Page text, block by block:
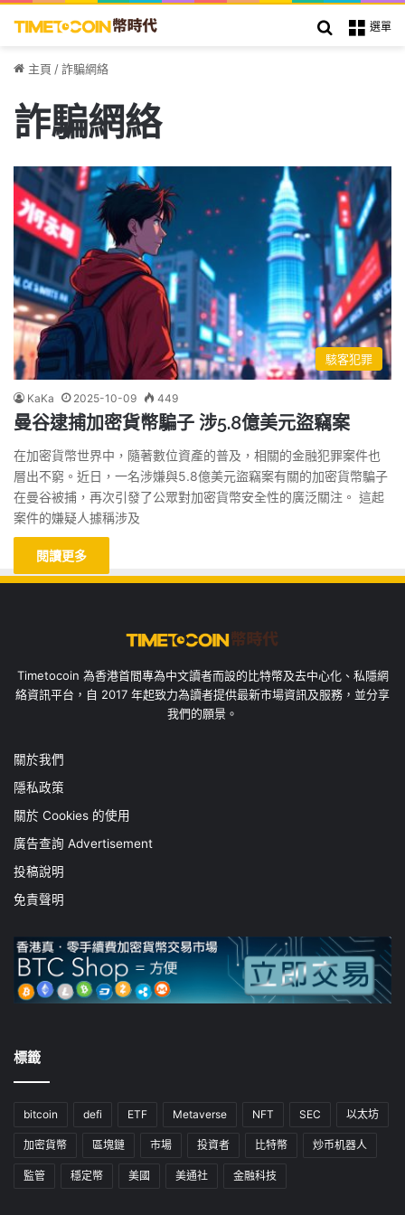
選單
搜索
主頁 /詐騙網絡
詐騙網絡
駭客犯罪
KaKa 2025-10-09 449
曼谷逮捕加密貨幣騙子 涉5.8億美元盜竊案
在加密貨幣世界中，隨著數位資產的普及，相關的金融犯罪案件也
層出不窮。近日，一名涉嫌與5.8億美元盜竊案有關的加密貨幣騙子
在曼谷被捕，再次引發了公眾對加密貨幣安全性的廣泛關注。 這起
案件的嫌疑人據稱涉及
閱讀更多
Timetocoin 為香港首間專為中文讀者而設的比特幣及去中心化、私隱網
絡資訊平台，自 2017 年起致力為讀者提供最新市場資訊及服務，並分享
我們的願景。
關於我們
隱私政策
關於 Cookies 的使用
廣告查詢 Advertisement
投稿說明
免責聲明
標籤
bitcoin defi ETF Metaverse NFT SEC 以太坊
加密貨幣 區塊鏈 市場 投資者 比特幣 炒币机器人
監管 穩定幣 美國 美通社 金融科技